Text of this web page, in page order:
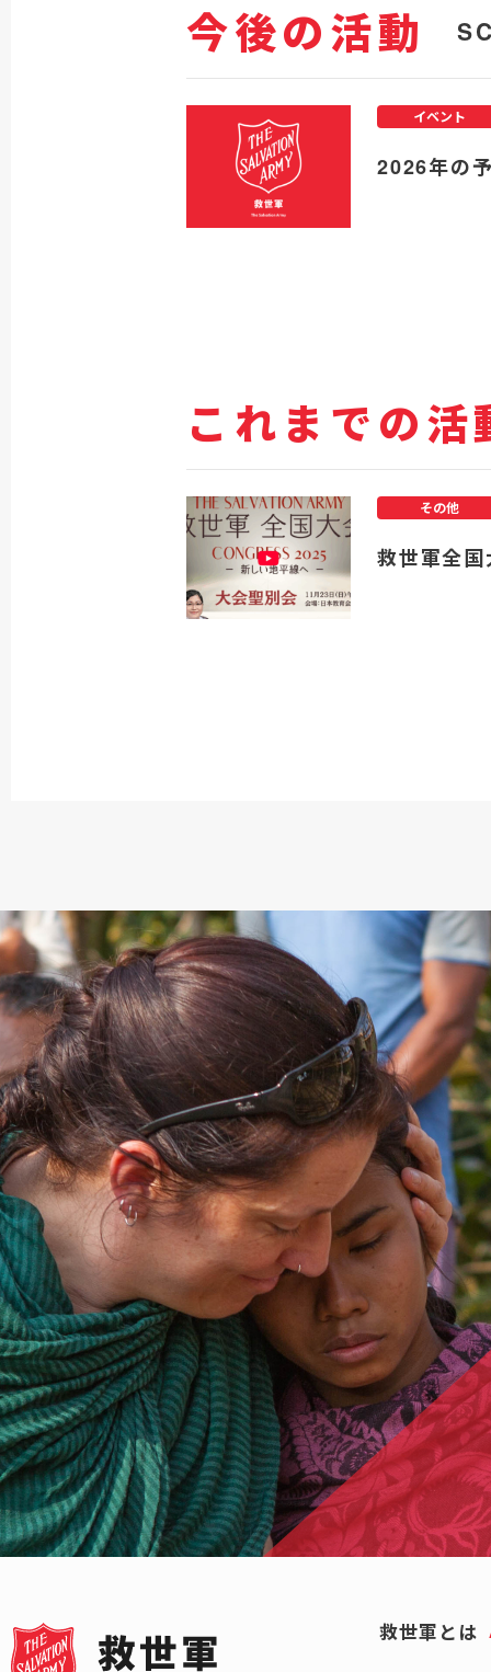
今後の活動
2026年の
イベント
これまでの活
救世軍全
その他
救世軍とは